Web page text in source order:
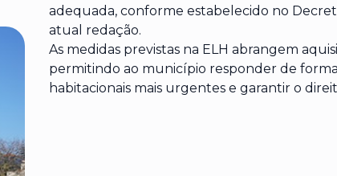
adequada, conforme estabelecido no
atual redação.
As medidas previstas na ELH abrangem
permitindo ao município responder de
habitacionais mais urgentes e garantir o